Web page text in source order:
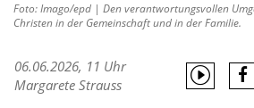
Foto: Imago/epd | Den verantwortungsvollen
Christen in der Gemeinschaft und in der Familie.
06.06.2026, 11 Uhr
Margarete Strauss